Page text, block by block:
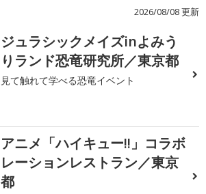
2026/08/08 更新
ジュラシックメイズinよみう
りランド恐竜研究所／東京都
見て触れて学べる恐竜イベント
アニメ「ハイキュー!!」コラボ
レーションレストラン／東京
都